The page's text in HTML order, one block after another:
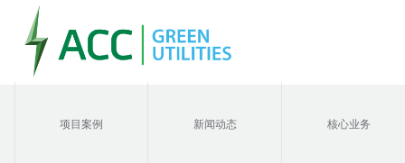
项目案例 新闻动态 核心业务